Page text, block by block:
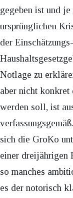
gegeben ist und
ursprünglichen
der
Notlage zu
aber nicht
werden soll, ist
sich die GroKo
einer dreijährigen
so manches
es der notorisch